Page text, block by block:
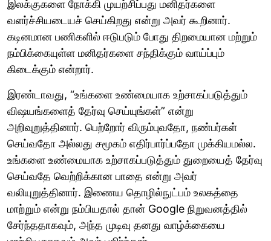
இலக்குகளை நோக்கி முயற்சிப்பது மனிதர்களை
வளர்ச்சியடையச் செய்கிறது என்று அவர் கூறினார்.
கடினமான பணிகளில் ஈடுபடும் போது திறமையான மற்றும்
நம்பிக்கையுள்ள மனிதர்களை சந்திக்கும் வாய்ப்பும்
கிடைக்கும் என்றார்.
இரண்டாவது, “உங்களை உண்மையாக உற்சாகப்படுத்தும்
விஷயங்களைத் தேர்வு செய்யுங்கள்” என்று
அறிவுறுத்தினார். பெற்றோர் விரும்புவதோ, நண்பர்கள்
செய்வதோ அல்லது சமூகம் எதிர்பார்ப்பதோ முக்கியமல்ல.
உங்களை உண்மையாக உற்சாகப்படுத்தும் துறையைத் தேர்வு
செய்வதே வெற்றிக்கான பாதை என்று அவர்
வலியுறுத்தினார். இணைய தொழில்நுட்பம் உலகத்தை
மாற்றும் என்று நம்பியதால் தான் Google நிறுவனத்தில்
சேர்ந்ததாகவும், அந்த முடிவு தனது வாழ்க்கையை